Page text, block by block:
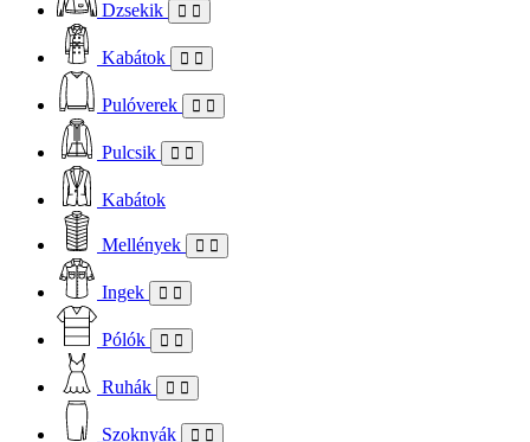
Dzsekik
Kabátok
Pulóverek
Pulcsik
Kabátok
Mellények
Ingek
Pólók
Ruhák
Szoknyák